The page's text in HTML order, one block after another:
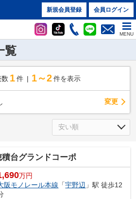
新規会員登録 会員ログイン
MENU
覧
数 1 件 1～2 件を表示
変更
積台グランドコーポ
万円
阪モノレール本線 「宇野辺 」駅 徒歩12